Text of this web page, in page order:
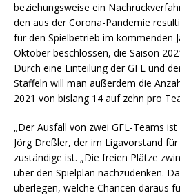
beziehungsweise ein
den aus der Corona-Pandemie
für den Spielbetrieb im kommenden
Oktober beschlossen, die Saison
Durch eine Einteilung der GFL und
Staffeln will man außerdem die
2021 von bislang 14 auf zehn pro
„Der Ausfall von zwei GFL-Teams
Jörg Dreßler, der im Ligavorstand
zuständige ist. „Die freien Plätze
über den Spielplan nachzudenken.
überlegen, welche Chancen daraus